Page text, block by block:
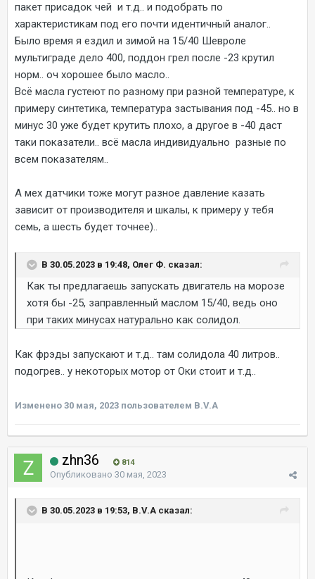
пакет присадок чей и т.д.. и подобрать по
характеристикам под его почти идентичный аналог..
Было время я ездил и зимой на 15/40 Шевроле
мультиграде дело 400, поддон грел после -23 крутил
норм.. оч хорошее было масло..
Всё масла густеют по разному при разной температуре, к
примеру синтетика, температура застывания под -45.. но в
минус 30 уже будет крутить плохо, а другое в -40 даст
таки показатели.. всё масла индивидуально разные по
всем показателям..
А мех датчики тоже могут разное давление казать
зависит от производителя и шкалы, к примеру у тебя
семь, а шесть будет точнее)..
В 30.05.2023 в 19:48, Олег Ф. сказал:
Как ты предлагаешь запускать двигатель на морозе
хотя бы -25, заправленный маслом 15/40, ведь оно
при таких минусах натурально как солидол.
Как фрэды запускают и т.д.. там солидола 40 литров..
подогрев.. у некоторых мотор от Оки стоит и т.д..
Изменено 30 мая, 2023 пользователем B.V.A
zhn36 814
Опубликовано 30 мая, 2023
В 30.05.2023 в 19:53, B.V.A сказал: